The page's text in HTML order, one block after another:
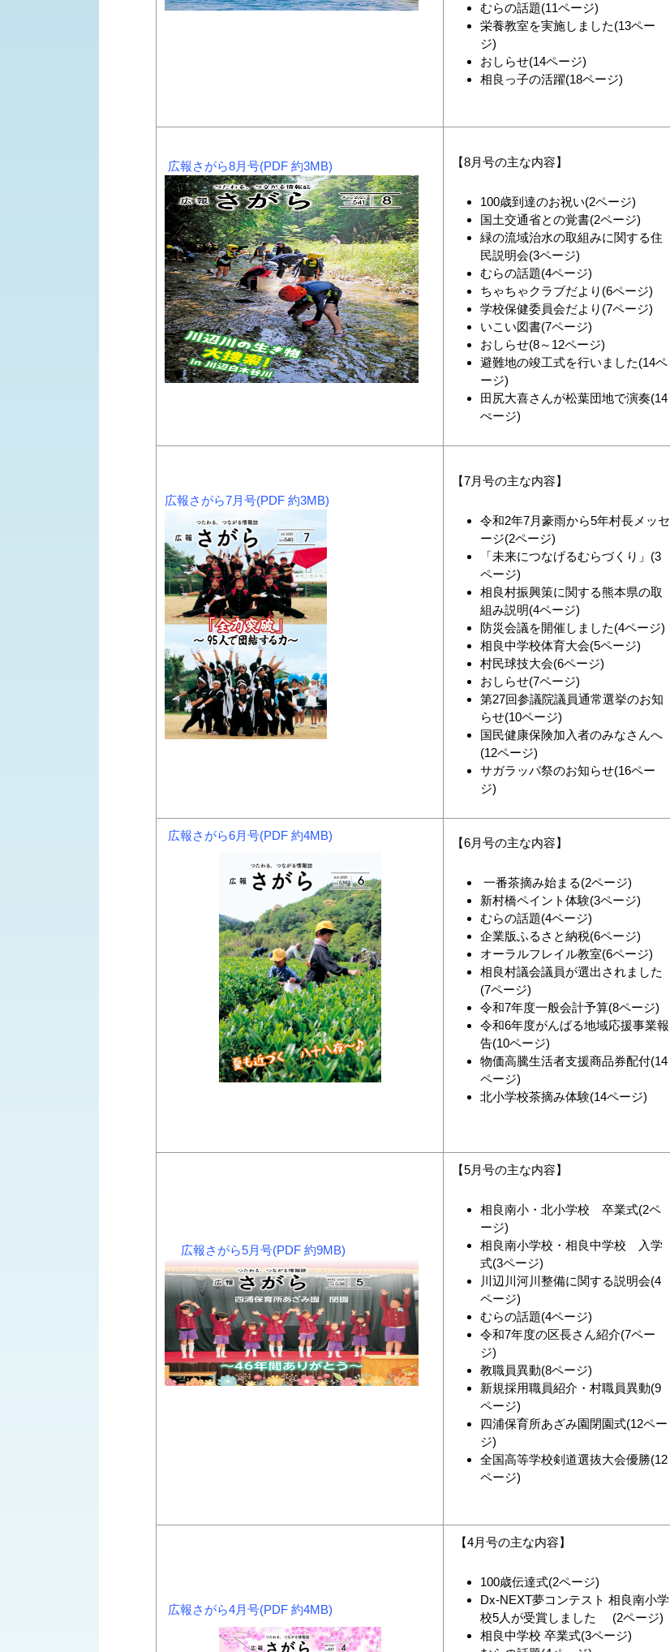
むらの話題(11ページ)
栄養教室を実施しました(13ペー
ジ)
おしらせ(14ページ)
相良っ子の活躍(18ページ)
広報さがら8月号(PDF 約3MB) 【8月号の主な内容】
100歳到達のお祝い(2ページ)
国土交通省との覚書(2ページ)
緑の流域治水の取組みに関する住
民説明会(3ページ)
むらの話題(4ページ)
ちゃちゃクラブだより(6ページ)
学校保健委員会だより(7ページ)
いこい図書(7ページ)
おしらせ(8～12ページ)
避難地の竣工式を行いました(14ペ
ージ)
田尻大喜さんが松葉団地で演奏(14
ぺージ)
広報さがら7月号(PDF 約3MB)
【7月号の主な内容】
令和2年7月豪雨から5年村長メッセ
ージ(2ページ)
「未来につなげるむらづくり」(3
ページ)
相良村振興策に関する熊本県の取
組み説明(4ページ)
防災会議を開催しました(4ページ)
相良中学校体育大会(5ページ)
村民球技大会(6ページ)
おしらせ(7ページ)
第27回参議院議員通常選挙のお知
らせ(10ページ)
国民健康保険加入者のみなさんへ
(12ページ)
サガラッパ祭のお知らせ(16ペー
ジ)
広報さがら6月号(PDF 約4MB)
【6月号の主な内容】
一番茶摘み始まる(2ページ)
新村橋ペイント体験(3ページ)
むらの話題(4ページ)
企業版ふるさと納税(6ページ)
オーラルフレイル教室(6ページ)
相良村議会議員が選出されました
(7ページ)
令和7年度一般会計予算(8ページ)
令和6年度がんばる地域応援事業報
告(10ページ)
物価高騰生活者支援商品券配付(14
ページ)
北小学校茶摘み体験(14ページ)
広報さがら5月号(PDF 約9MB)
【5月号の主な内容】
相良南小・北小学校 卒業式(2ペ
ージ)
相良南小学校・相良中学校 入学
式(3ページ)
川辺川河川整備に関する説明会(4
ページ)
むらの話題(4ページ)
令和7年度の区長さん紹介(7ペー
ジ)
教職員異動(8ページ)
新規採用職員紹介・村職員異動(9
ページ)
四浦保育所あざみ園閉園式(12ペー
ジ)
全国高等学校剣道選抜大会優勝(12
ページ)
広報さがら4月号(PDF 約4MB)
【4月号の主な内容】
100歳伝達式(2ページ)
Dx-NEXT夢コンテスト 相良南小学
校5人が受賞しました (2ページ)
相良中学校 卒業式(3ページ)